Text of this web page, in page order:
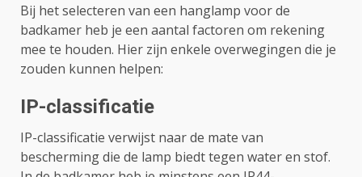
Bij het selecteren van een hanglamp voor de
badkamer heb je een aantal factoren om rekening
mee te houden. Hier zijn enkele overwegingen die je
zouden kunnen helpen:
IP-classificatie
IP-classificatie verwijst naar de mate van
bescherming die de lamp biedt tegen water en stof.